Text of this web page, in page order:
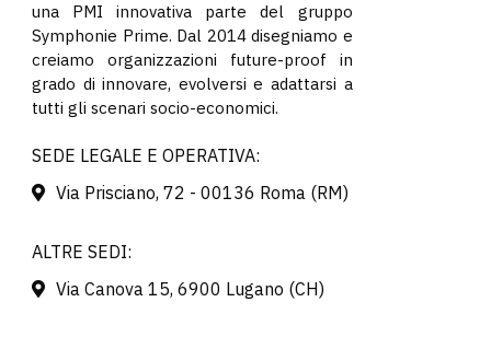
una PMI innovativa parte del gruppo
Symphonie Prime. Dal 2014 disegniamo e
creiamo organizzazioni future-proof in
grado di innovare, evolversi e adattarsi a
tutti gli scenari socio-economici.
SEDE LEGALE E OPERATIVA:
Via Prisciano, 72 - 00136 Roma (RM)
ALTRE SEDI:
Via Canova 15, 6900 Lugano (CH)